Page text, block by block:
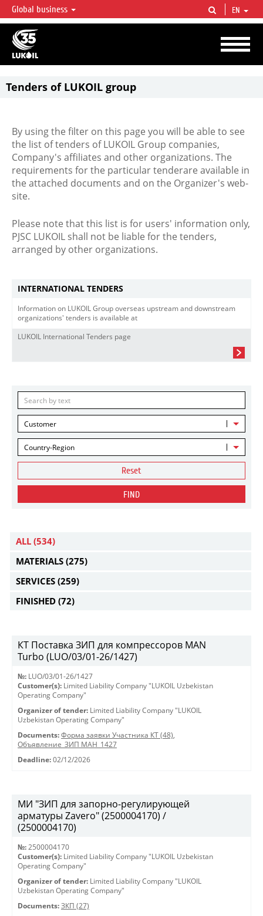
LUKOIL OVERVIEW
LUKOIL is one of the largest oil & gas vertical integrated companies in the world
accounting for over 2% of crude production and circa 1% of proved hydrocarbon
reserves globally.
Global business EN
Tenders of LUKOIL group
By using the filter on this page you will be able to see
the list of tenders of LUKOIL Group companies,
Company's affiliates and other organizations. The
requirements for the particular tenderare available in
the attached documents and on the Organizer's web-
site.
Please note that this list is for users' information only,
PJSC LUKOIL shall not be liable for the tenders,
arranged by other organizations.
INTERNATIONAL TENDERS
Information on LUKOIL Group overseas upstream and downstream
organizations' tenders is available at
LUKOIL International Tenders page
Customer
Country-Region
Reset
FIND
ALL (534)
MATERIALS (275)
SERVICES (259)
FINISHED (72)
КТ Поставка ЗИП для компрессоров MAN
Turbo (LUO/03/01-26/1427)
№: LUO/03/01-26/1427
Customer(s): Limited Liability Company "LUKOIL Uzbekistan
Operating Company"
Organizer of tender: Limited Liability Company "LUKOIL
Uzbekistan Operating Company"
Documents: Форма заявки Участника КТ (48),
Объявление_ЗИП МАН_1427
Deadline: 02/12/2026
МИ "ЗИП для запорно-регулирующей
арматуры Zavero" (2500004170) /
(2500004170)
№: 2500004170
Customer(s): Limited Liability Company "LUKOIL Uzbekistan
Operating Company"
Organizer of tender: Limited Liability Company "LUKOIL
Uzbekistan Operating Company"
Documents: ЗКП (27)